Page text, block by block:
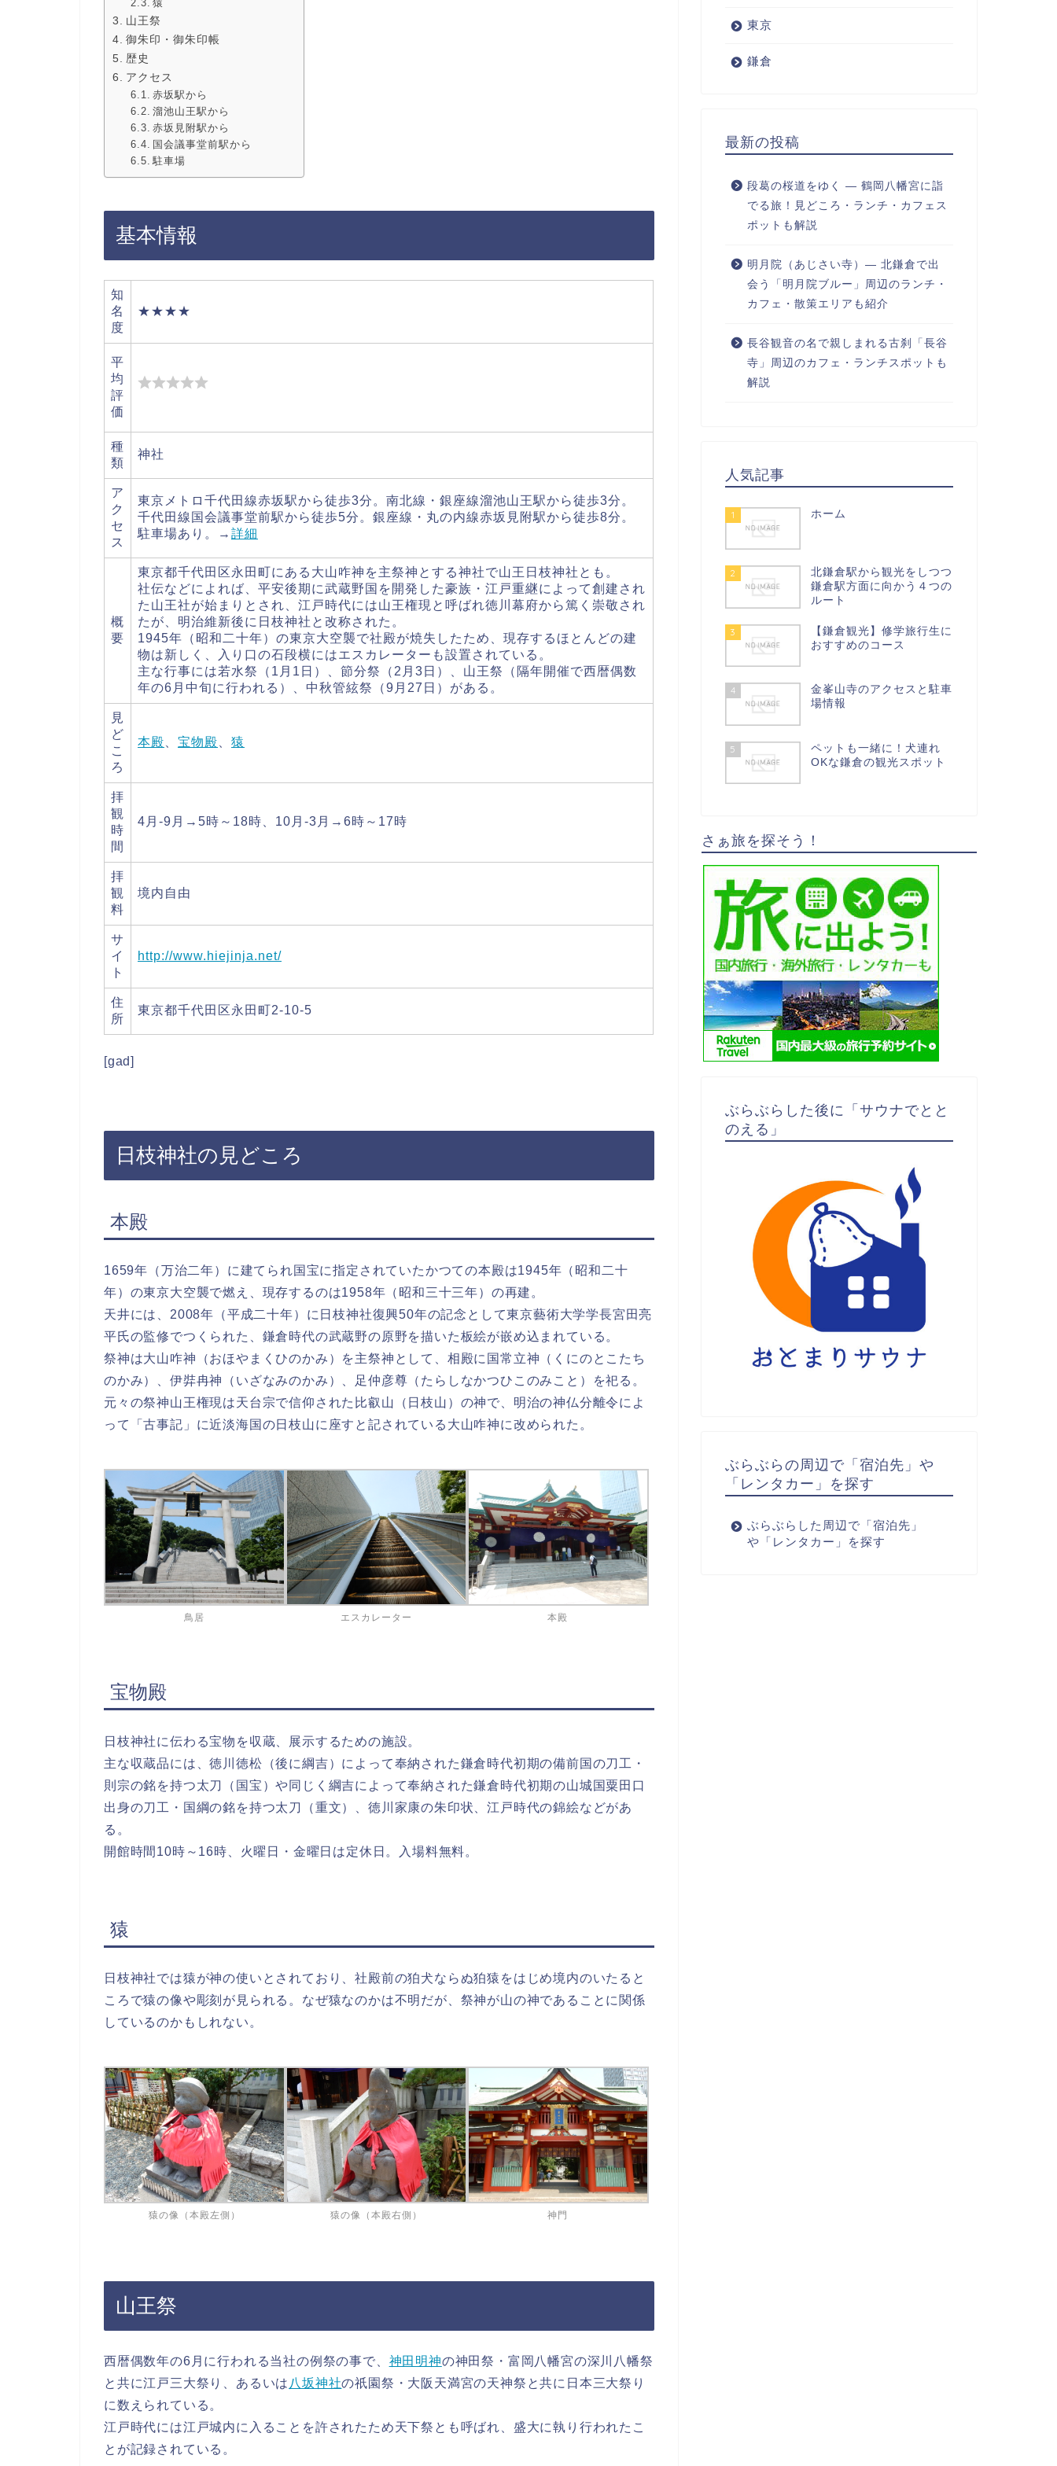
猿
山王祭
御朱印・御朱印帳
歴史
アクセス
赤坂駅から
溜池山王駅から
赤坂見附駅から
国会議事堂前駅から
駐車場
基本情報
知
名
度
★★★★
平
均
評
価
種
類
神社
ア
ク
セ
ス
東京メトロ千代田線赤坂駅から徒歩3分。南北線・銀座線溜池山王駅から徒歩3分。
千代田線国会議事堂前駅から徒歩5分。銀座線・丸の内線赤坂見附駅から徒歩8分。
駐車場あり。→ 詳細
概
要
東京都千代田区永田町にある大山咋神を主祭神とする神社で山王日枝神社とも。
社伝などによれば、平安後期に武蔵野国を開発した豪族・江戸重継によって創建され
た山王社が始まりとされ、江戸時代には山王権現と呼ばれ徳川幕府から篤く崇敬され
たが、明治維新後に日枝神社と改称された。
1945年（昭和二十年）の東京大空襲で社殿が焼失したため、現存するほとんどの建
物は新しく、入り口の石段横にはエスカレーターも設置されている。
主な行事には若水祭（1月1日）、節分祭（2月3日）、山王祭（隔年開催で西暦偶数
年の6月中旬に行われる）、中秋管絃祭（9月27日）がある。
見
ど
こ
ろ
本殿 宝物殿 猿
拝
観
時
間
4月-9月→5時～18時、10月-3月→6時～17時
拝
観
料
境内自由
サ
イ
ト
http://www.hiejinja.net/
住
所
東京都千代田区永田町2-10-5
[gad]
日枝神社の見どころ
本殿
1659年（万治二年）に建てられ国宝に指定されていたかつての本殿は1945年（昭和二十
年）の東京大空襲で燃え、現存するのは1958年（昭和三十三年）の再建。
天井には、2008年（平成二十年）に日枝神社復興50年の記念として東京藝術大学学長宮田亮
平氏の監修でつくられた、鎌倉時代の武蔵野の原野を描いた板絵が嵌め込まれている。
祭神は大山咋神（おほやまくひのかみ）を主祭神として、相殿に国常立神（くにのとこたち
のかみ）、伊弉冉神（いざなみのかみ）、足仲彦尊（たらしなかつひこのみこと）を祀る。
元々の祭神山王権現は天台宗で信仰された比叡山（日枝山）の神で、明治の神仏分離令によ
って「古事記」に近淡海国の日枝山に座すと記されている大山咋神に改められた。
鳥居 エスカレーター 本殿
宝物殿
日枝神社に伝わる宝物を収蔵、展示するための施設。
主な収蔵品には、徳川徳松（後に綱吉）によって奉納された鎌倉時代初期の備前国の刀工・
則宗の銘を持つ太刀（国宝）や同じく綱吉によって奉納された鎌倉時代初期の山城国粟田口
出身の刀工・国綱の銘を持つ太刀（重文）、徳川家康の朱印状、江戸時代の錦絵などがあ
る。
開館時間10時～16時、火曜日・金曜日は定休日。入場料無料。
猿
日枝神社では猿が神の使いとされており、社殿前の狛犬ならぬ狛猿をはじめ境内のいたると
ころで猿の像や彫刻が見られる。なぜ猿なのかは不明だが、祭神が山の神であることに関係
しているのかもしれない。
猿の像（本殿左側） 猿の像（本殿右側） 神門
山王祭
西暦偶数年の6月に行われる当社の例祭の事で、 神田明神の神田祭・富岡八幡宮の深川八幡祭
と共に江戸三大祭り、あるいは 八坂神社の祇園祭・大阪天満宮の天神祭と共に日本三大祭り
に数えられている。
江戸時代には江戸城内に入ることを許されたため天下祭とも呼ばれ、盛大に執り行われたこ
とが記録されている。
東京
鎌倉
最新の投稿
段葛の桜道をゆく ― 鶴岡八幡宮に詣
でる旅！見どころ・ランチ・カフェス
ポットも解説
明月院（あじさい寺）― 北鎌倉で出
会う「明月院ブルー」周辺のランチ・
カフェ・散策エリアも紹介
長谷観音の名で親しまれる古刹「長谷
寺」周辺のカフェ・ランチスポットも
解説
人気記事
1 ホーム
2
北鎌倉駅から観光をしつつ
鎌倉駅方面に向かう４つの
ルート
3
【鎌倉観光】修学旅行生に
おすすめのコース
4
金峯山寺のアクセスと駐車
場情報
5
ペットも一緒に！犬連れ
OKな鎌倉の観光スポット
さぁ旅を探そう！
ぶらぶらした後に「サウナでとと
のえる」
ぶらぶらの周辺で「宿泊先」や
「レンタカー」を探す
ぶらぶらした周辺で「宿泊先」
や「レンタカー」を探す